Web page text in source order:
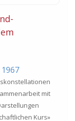
1967
mit
Kurs»